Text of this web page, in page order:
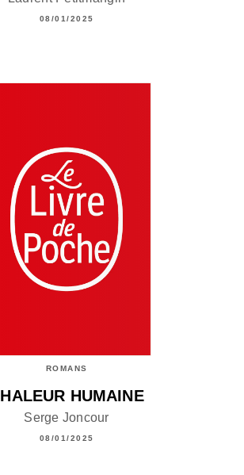
08/01/2025
ROMANS
HUMAINE
Serge Joncour
08/01/2025